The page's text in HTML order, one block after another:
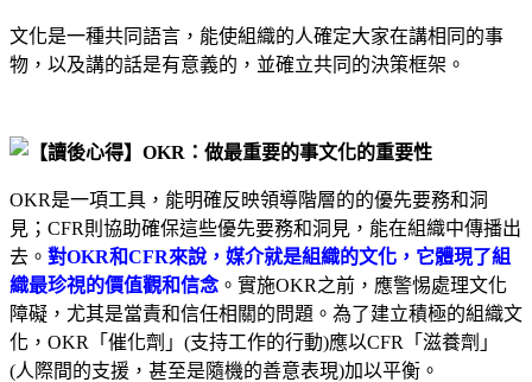
文化是一種共同語言，能使組織的人確定大家在講相同的事
物，以及講的話是有意義的，並確立共同的決策框架。
文化的重要性
OKR是一項工具，能明確反映領導階層的的優先要務和洞
見；CFR則協助確保這些優先要務和洞見，能在組織中傳播出
去。 對OKR和CFR來說，媒介就是組織的文化，它體現了組
織最珍視的價值觀和信念。實施OKR之前，應警惕處理文化
障礙，尤其是當責和信任相關的問題。為了建立積極的組織文
化，OKR「催化劑」(支持工作的行動)應以CFR「滋養劑」
(人際間的支援，甚至是隨機的善意表現)加以平衡。